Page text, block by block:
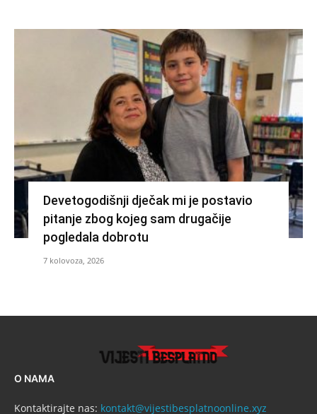
Devetogodišnji dječak mi je postavio
pitanje zbog kojeg sam drugačije
pogledala dobrotu
7 kolovoza, 2026
O NAMA
Kontaktirajte nas: kontakt@vijestibesplatnoonline.xyz